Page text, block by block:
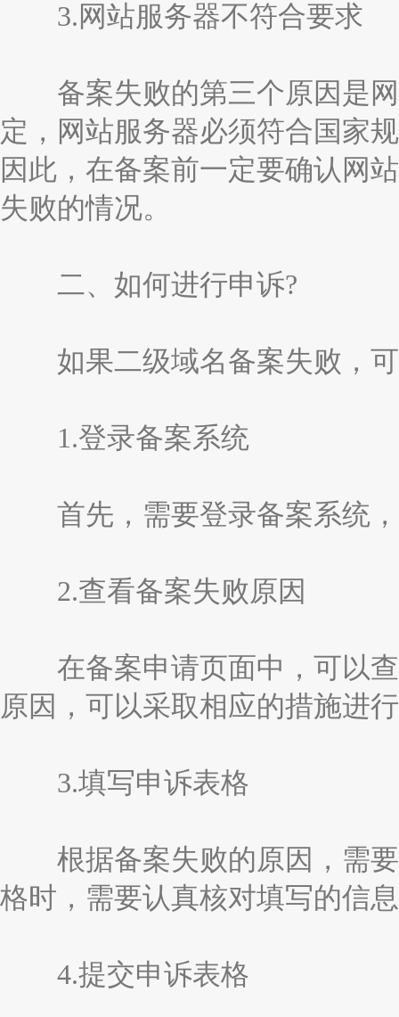
3.网站服务器不符合要求
备案失败的第三个原因是网
定，网站服务器必须符合国家
因此，在备案前一定要确认网
失败的情况。
二、如何进行申诉?
如果二级域名备案失败，可
1.登录备案系统
首先，需要登录备案系统，
2.查看备案失败原因
在备案申请页面中，可以查
原因，可以采取相应的措施进
3.填写申诉表格
根据备案失败的原因，需要
格时，需要认真核对填写的信
4.提交申诉表格